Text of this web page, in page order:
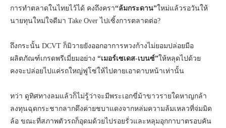
การทำตลาดในไทยไว้ได้ คงถึงครา“ล้มกระดาน”ใหม่แล้วรอวันให้
นายทุนใหม่ใจดีมา Take Over ไปเซิ้งการตลาดต่อ?
ถึงกระนั้น DCVT ก็มิวายยังออกอาการหวงก้างไม่ยอมปล่อยมือ
ผลิตภัณฑ์เกรดพรีเมี่ยมอย่าง “เมอร์เซเดส-เบนซ์”ให้หลุดไปด้วย
คงจะปล่อยไปแค่รถใหญ่ฟูโซ่ให้ไปตายเอาดาบหน้าเท่านั้น
ทว่า ดูทิศทางลมแล้วก็ไม่รู้ว่าจะมีพระเอกขี่ม้าขาวรายใดหาญกล้า
ลงทุนฉุดกระชากลากดึงค่ายชบาแดงจากหล่มความล้มเหลวที่จ่มมิด
ล้อ ขณะที่สภาพตัวรถก็อุดมด้วยไปรอยรั่วและหลุมอุกกาบาตรอบคัน